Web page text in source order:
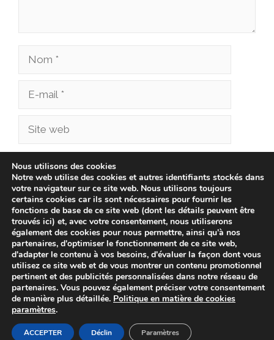
Nom
Site
Enregistrer mon nom, mon e-mail et mon site
dans le navigateur pour mon prochain
commentaire.
© 2026 cliniqueveterinairechampionnet.fr -
confidentialité
-Avis Juridique-Politique de Cookies
Nous utilisons des cookies
Notre web utilise des cookies et autres identifiants stockés dans
votre navigateur sur ce site web. Nous utilisons toujours
certains cookies car ils sont nécessaires pour fournir les
fonctions de base de ce site web (dont les détails peuvent être
trouvés ici) et, avec votre consentement, nous utiliserons
également des cookies pour nous permettre, ainsi qu'à nos
partenaires, d'optimiser le fonctionnement de ce site web,
d'adapter le contenu à vos besoins, d'évaluer la façon dont vous
utilisez ce site web et de vous montrer un contenu promotionnel
pertinent et des publicités personnalisées dans notre réseau de
partenaires. Vous pouvez également préciser votre consentement
de manière plus détaillée. Politique en matière de cookies
paramètres.
ACCEPTER Déclin Paramètres